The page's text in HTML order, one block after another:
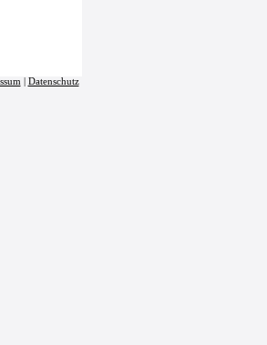
Datenschutz